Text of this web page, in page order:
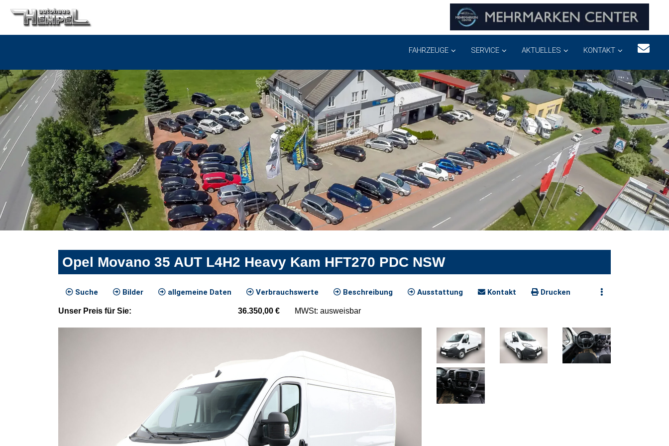
FAHRZEUGE SERVICE AKTUELLES KONTAKT
Opel Movano 35 AUT L4H2 Heavy Kam HFT270 PDC NSW
Suche Bilder allgemeine Daten Verbrauchswerte Beschreibung Ausstattung Kontakt Drucken
Unser Preis für Sie: 36.350,00 € MWSt: ausweisbar